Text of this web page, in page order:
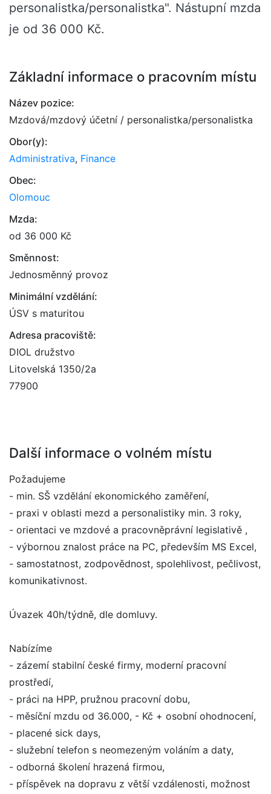
personalistka/personalistka". Nástupní mzda
je od 36 000 Kč.
Základní informace o pracovním místu
Název pozice:
Mzdová/mzdový účetní / personalistka/personalistka
Obor(y):
Administrativa, Finance
Obec:
Olomouc
Mzda:
od 36 000 Kč
Směnnost:
Jednosměnný provoz
Minimální vzdělání:
ÚSV s maturitou
Adresa pracoviště:
DIOL družstvo
Litovelská 1350/2a
77900
Další informace o volném místu
Požadujeme
- min. SŠ vzdělání ekonomického zaměření,
- praxi v oblasti mezd a personalistiky min. 3 roky,
- orientaci ve mzdové a pracovněprávní legislativě ,
- výbornou znalost práce na PC, především MS Excel,
- samostatnost, zodpovědnost, spolehlivost, pečlivost,
komunikativnost.
Úvazek 40h/týdně, dle domluvy.
Nabízíme
- zázemí stabilní české firmy, moderní pracovní
prostředí,
- práci na HPP, pružnou pracovní dobu,
- měsíční mzdu od 36.000, - Kč + osobní ohodnocení,
- placené sick days,
- služební telefon s neomezeným voláním a daty,
- odborná školení hrazená firmou,
- příspěvek na dopravu z větší vzdálenosti, možnost